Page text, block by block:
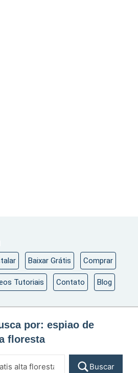
Baixar Grátis Comprar
Tutoriais Contato Blog
por: espiao de
floresta
Buscar